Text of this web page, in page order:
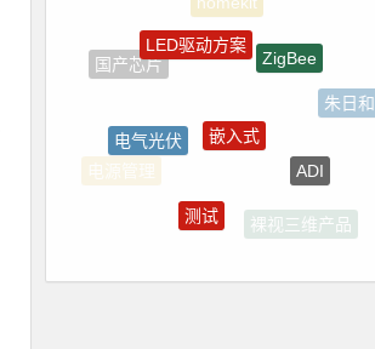
国产芯片
LED驱动方案
ZigBee
朱日和
电源管理
裸视三维产品
国产半导体